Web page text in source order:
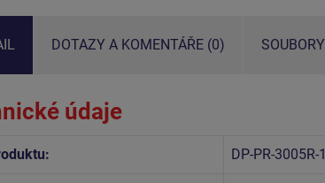
DOTAZY A KOMENTÁŘE (0)
údaje
DP-PR-3005R-